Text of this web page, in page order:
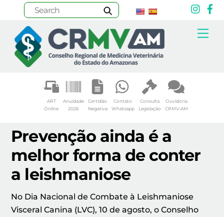
content
ART
Online
Anuidade
2026
Certidão
Negativa
Contato
Whatsapp
Consulta
Legislação
Ouvidoria
CRMV-AM
Prevenção ainda é a
melhor forma de conter
a leishmaniose
No Dia Nacional de Combate à Leishmaniose
Visceral Canina (LVC), 10 de agosto, o Conselho